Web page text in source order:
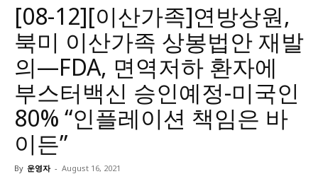
[08-12][이산가족]연방상원,
북미 이산가족 상봉법안 재발
의—FDA, 면역저하 환자에
부스터백신 승인예정-미국인
80% “인플레이션 책임은 바
이든”
By 운영자 - August 16, 2021